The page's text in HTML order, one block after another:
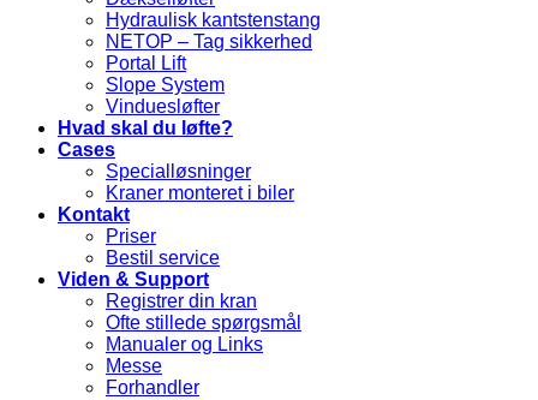
Hydraulisk kantstenstang
NETOP – Tag sikkerhed
Portal Lift
Slope System
Vinduesløfter
Hvad skal du løfte?
Cases
Specialløsninger
Kraner monteret i biler
Kontakt
Priser
Bestil service
Viden & Support
Registrer din kran
Ofte stillede spørgsmål
Manualer og Links
Messe
Forhandler